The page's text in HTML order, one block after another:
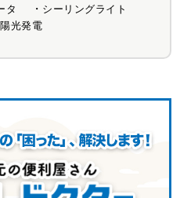
タ
シーリングライト
光発電